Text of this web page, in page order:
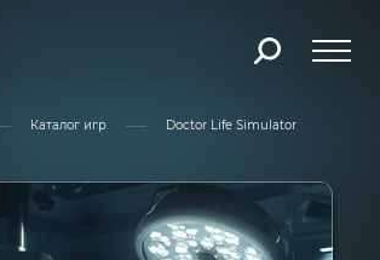
Каталог игр Doctor Life Simulator